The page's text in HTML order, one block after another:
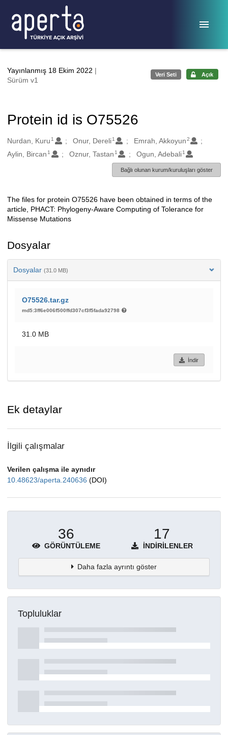
Yayınlanmış 18 Ekim 2022 |
Sürüm v1
Veri Seti Açık
Protein id is O75526
Oluşturanlar
Nurdan, Kuru 1 Onur, Dereli 1 Emrah, Akkoyun2
Aylin, Bircan 1 Oznur, Tastan 1 Ogun, Adebali 1
Bağlı olunan kurum/kuruluşları göster
Açıklama
The files for protein O75526 have been obtained in terms of the
article, PHACT: Phylogeny-Aware Computing of Tolerance for
Missense Mutations
Dosyalar
Dosyalar (31.0 MB)
O75526.tar.gz
md5:3ff6e006f500ffd307cf3f5fada92798
31.0 MB
İndir
Ek detaylar
İlgili çalışmalar
Verilen çalışma ile aynıdır
10.48623/aperta.240636 (DOI)
36
GÖRÜNTÜLEME
17
İNDIRILENLER
Daha fazla ayrıntı göster
Topluluklar